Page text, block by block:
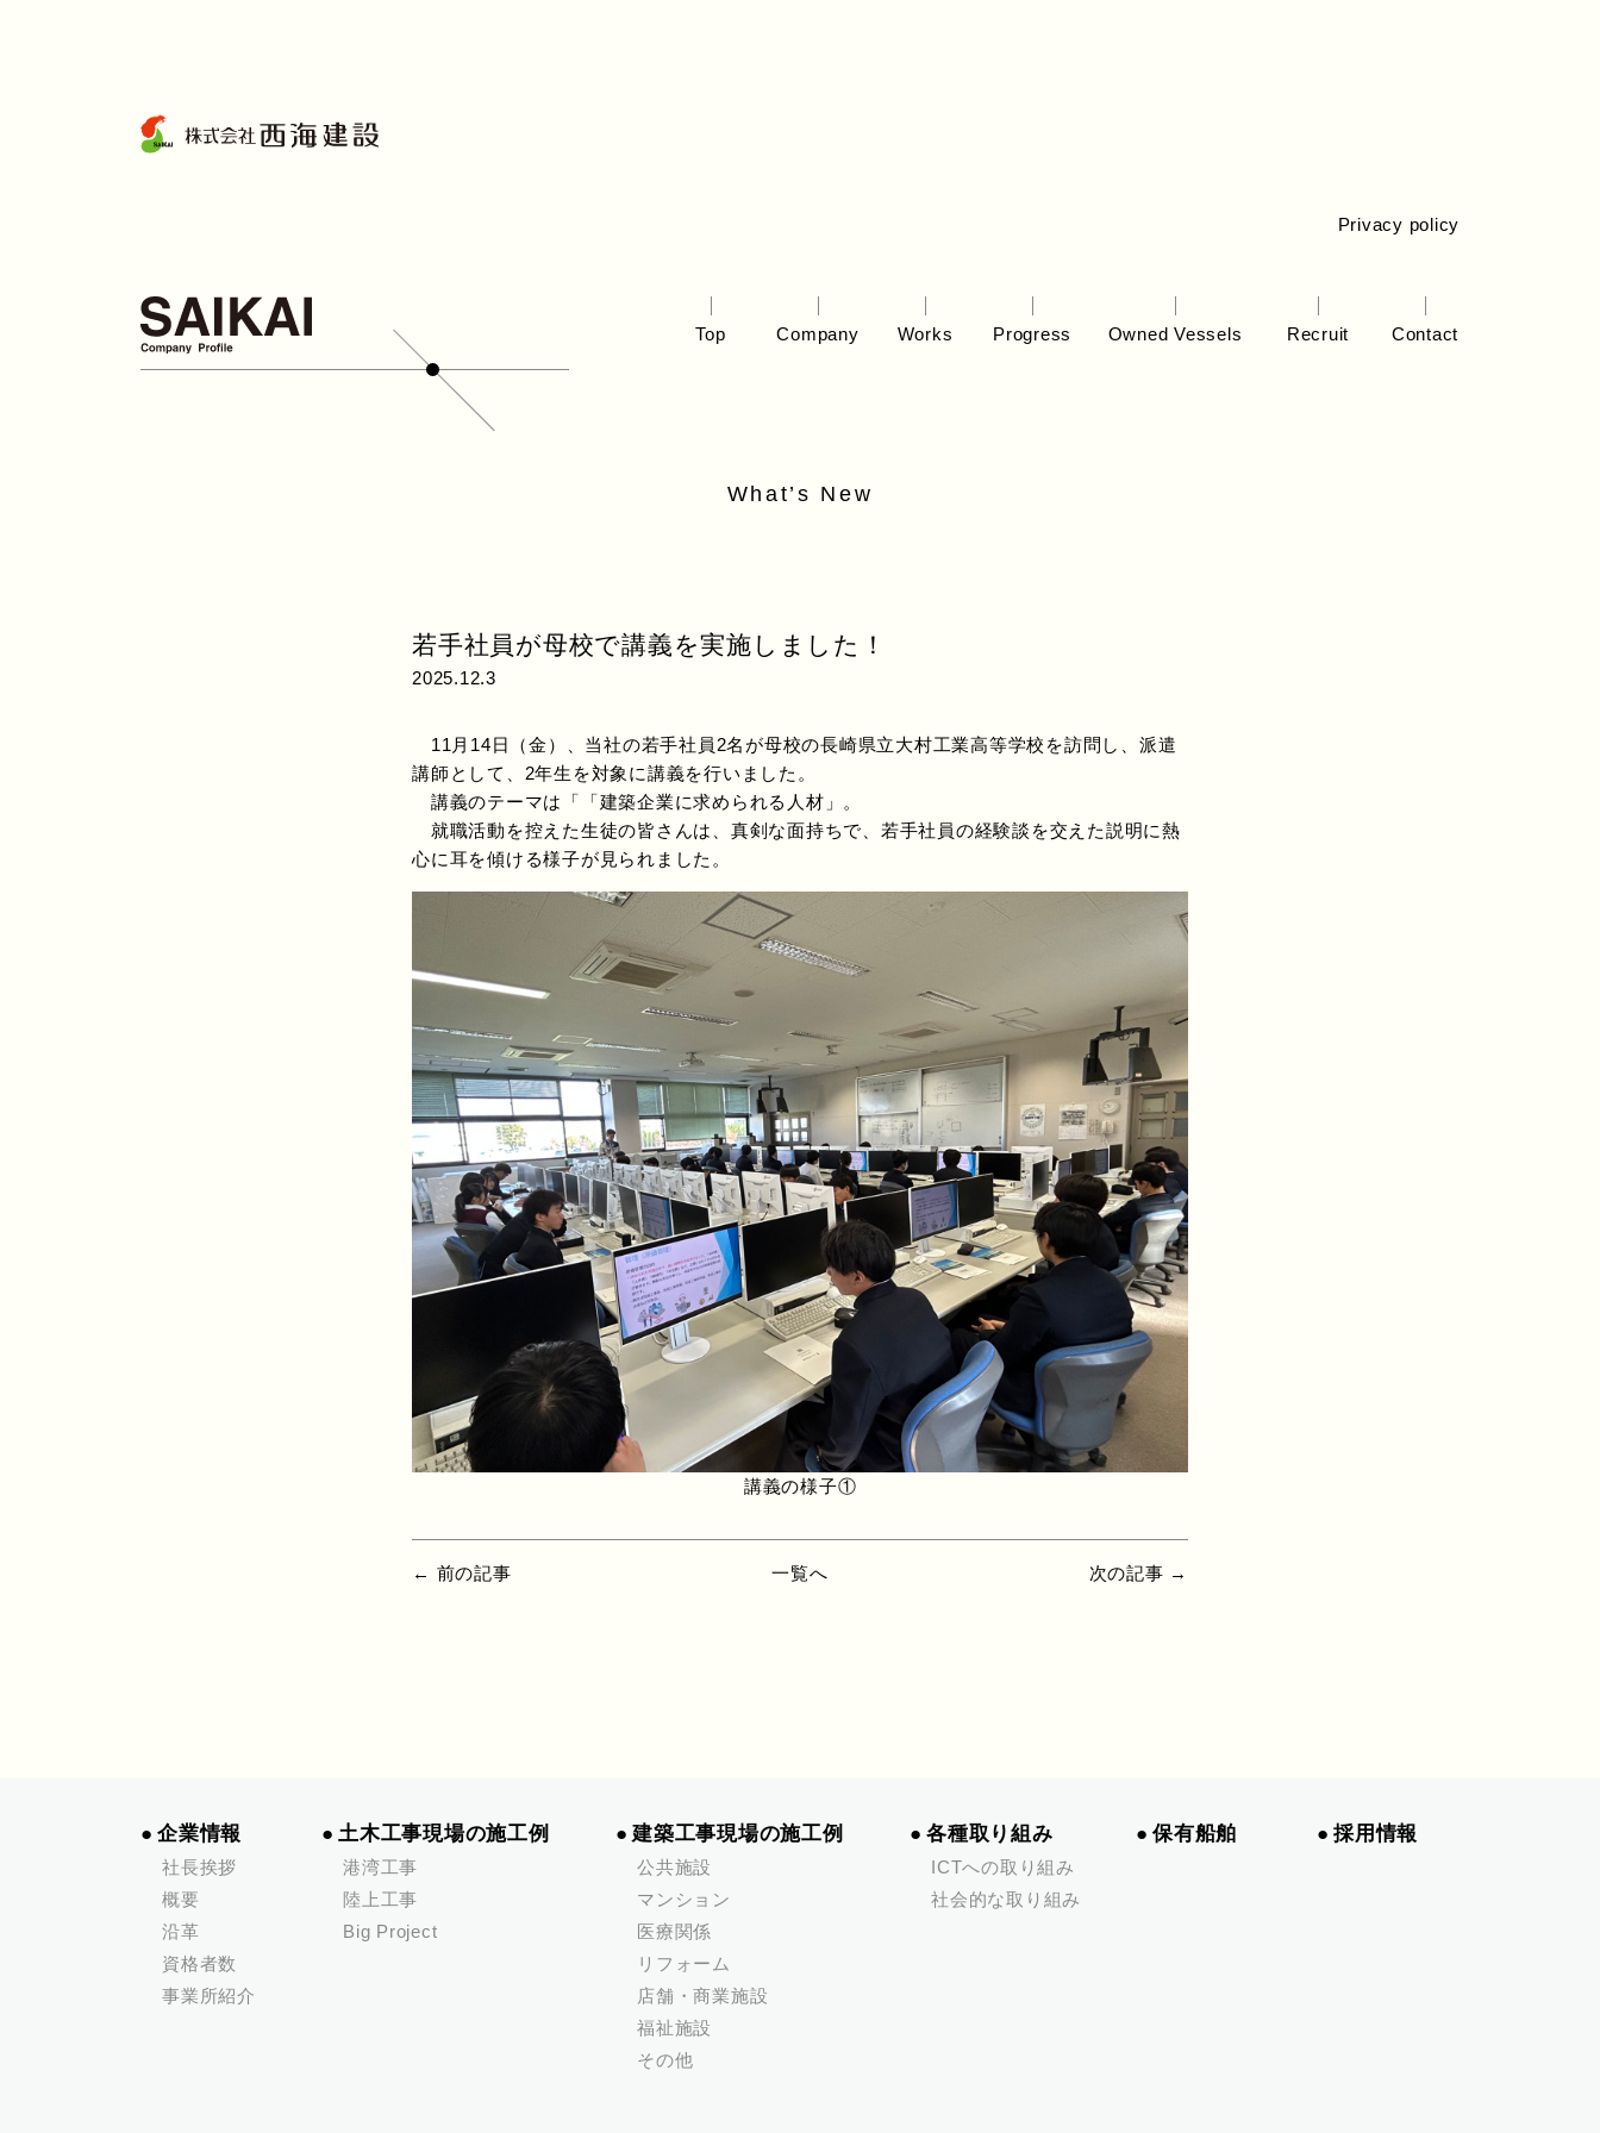
Privacy policy
Top Company Works Progress Owned Vessels Recruit Contact
What’s New
若手社員が母校で講義を実施しました！
2025.12.3
11月14日（金）、当社の若手社員2名が母校の長崎県立大村工業高等学校を訪問し、派遣
講師として、2年生を対象に講義を行いました。
講義のテーマは「「建築企業に求められる人材」。
就職活動を控えた生徒の皆さんは、真剣な面持ちで、若手社員の経験談を交えた説明に熱
心に耳を傾ける様子が見られました。
講義の様子①
← 前の記事 一覧へ 次の記事 →
企業情報
社長挨拶
概要
沿革
資格者数
事業所紹介
土木工事現場の施工例
港湾工事
陸上工事
Big Project
建築工事現場の施工例
公共施設
マンション
医療関係
リフォーム
店舗・商業施設
福祉施設
その他
各種取り組み
ICTへの取り組み
社会的な取り組み
保有船舶 採用情報